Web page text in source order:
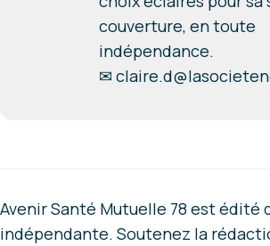
couverture, en toute
indépendance.
✉
Avenir Santé Mutuelle 78 est édité
indépendante. Soutenez la